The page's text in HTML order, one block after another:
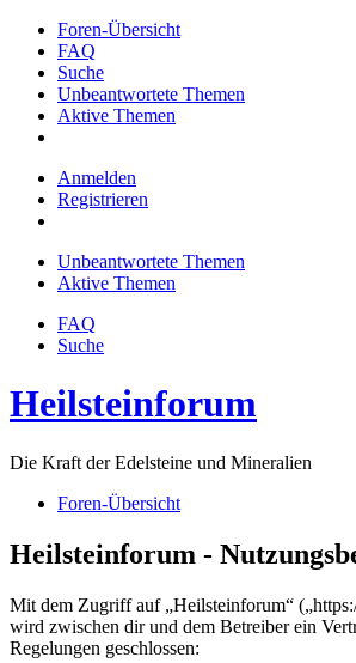
Foren-Übersicht
FAQ
Suche
Unbeantwortete Themen
Aktive Themen
Anmelden
Registrieren
Unbeantwortete Themen
Aktive Themen
FAQ
Suche
Heilsteinforum
Die Kraft der Edelsteine und Mineralien
Foren-Übersicht
Heilsteinforum -
Mit dem Zugriff auf „Heilsteinforum“
wird zwischen dir und dem Betreiber ein
Regelungen geschlossen: